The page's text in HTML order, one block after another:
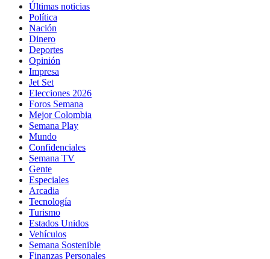
Últimas noticias
Política
Nación
Dinero
Deportes
Opinión
Impresa
Jet Set
Elecciones 2026
Foros Semana
Mejor Colombia
Semana Play
Mundo
Confidenciales
Semana TV
Gente
Especiales
Arcadia
Tecnología
Turismo
Estados Unidos
Vehículos
Semana Sostenible
Finanzas Personales